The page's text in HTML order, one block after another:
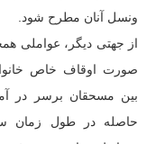
ونسل آنان مطرح شود.
از جهتی دیگر، عواملی
صورت اوقاف خاص
بین مسحقان برسر در
حاصله در طول زمان